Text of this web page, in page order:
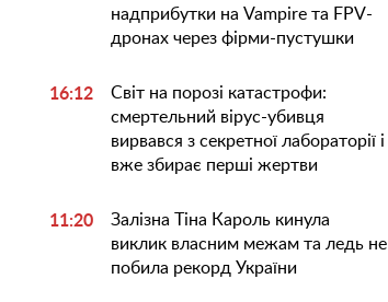
надприбутки на Vampire та FPV-
дронах через фірми-пустушки
16:12
Світ на порозі катастрофи:
смертельний вірус-убивця
вирвався з секретної лабораторії і
вже збирає перші жертви
11:20
Залізна Тіна Кароль кинула
виклик власним межам та ледь не
побила рекорд України